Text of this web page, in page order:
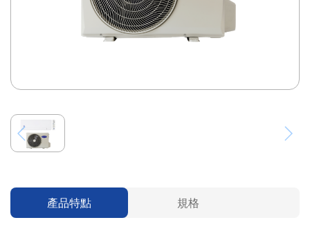
產品特點 規格